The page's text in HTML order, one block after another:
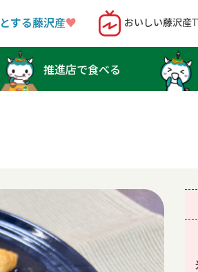
する藤沢産♥︎ おいしい藤沢産
推進店で食べる